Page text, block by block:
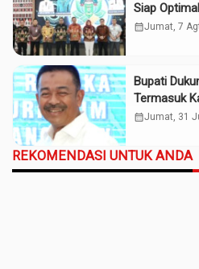
Siap
Madina
calendar_monthJumat, 7
Bupati
Termasuk
calendar_monthJumat, 31
REKOMENDASI UNTUK ANDA